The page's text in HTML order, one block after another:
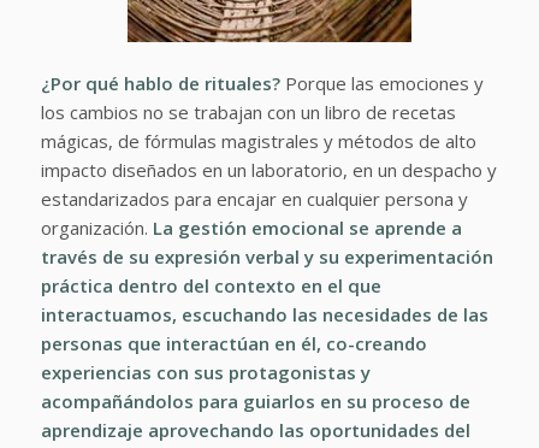
¿Por qué hablo de rituales?Porque las emociones y
los cambios no se trabajan con un libro de recetas
mágicas, de fórmulas magistrales y métodos de alto
impacto diseñados en un laboratorio, en un despacho y
estandarizados para encajar en cualquier persona y
organización. La gestión emocional se aprende a
través de su expresión verbal y su experimentación
práctica dentro del contexto en el que
interactuamos, escuchando las necesidades de las
personas que interactúan en él, co-creando
experiencias con sus protagonistas y
acompañándolos para guiarlos en su proceso de
aprendizaje aprovechando las oportunidades del